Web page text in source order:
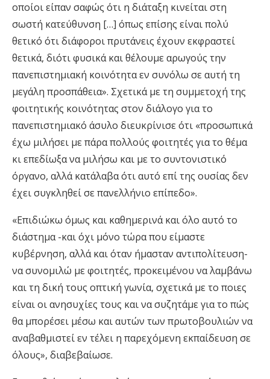
οποίοι είπαν σαφώς ότι η διάταξη κινείται στη
σωστή κατεύθυνση […] όπως επίσης είναι πολύ
θετικό ότι διάφοροι πρυτάνεις έχουν εκφραστεί
θετικά, διότι φυσικά και θέλουμε αρωγούς την
πανεπιστημιακή κοινότητα εν συνόλω σε αυτή τη
μεγάλη προσπάθεια». Σχετικά με τη συμμετοχή της
φοιτητικής κοινότητας στον διάλογο για το
πανεπιστημιακό άσυλο διευκρίνισε ότι «προσωπικά
έχω μιλήσει με πάρα πολλούς φοιτητές για το θέμα
κι επεδίωξα να μιλήσω και με το συντονιστικό
όργανο, αλλά κατάλαβα ότι αυτό επί της ουσίας δεν
έχει συγκληθεί σε πανελλήνιο επίπεδο».
«Επιδιώκω όμως και καθημερινά και όλο αυτό το
διάστημα -και όχι μόνο τώρα που είμαστε
κυβέρνηση, αλλά και όταν ήμασταν αντιπολίτευση-
να συνομιλώ με φοιτητές, προκειμένου να λαμβάνω
και τη δική τους οπτική γωνία, σχετικά με το ποιες
είναι οι ανησυχίες τους και να συζητάμε για το πώς
θα μπορέσει μέσω και αυτών των πρωτοβουλιών να
αναβαθμιστεί εν τέλει η παρεχόμενη εκπαίδευση σε
όλους», διαβεβαίωσε.